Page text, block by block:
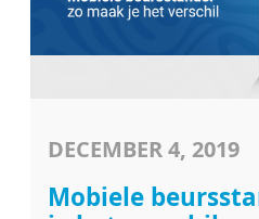
DECEMBER 4, 2019
Mobiele